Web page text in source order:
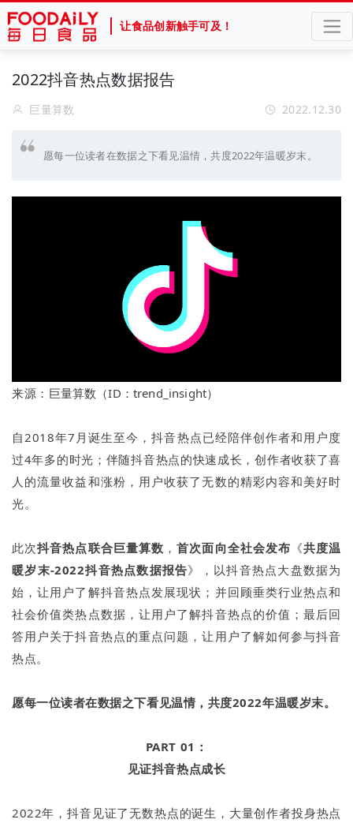
让食品创新触手可及！
2022抖音热点数据报告
巨量算数 2022.12.30
愿每一位读者在数据之下看见温情，共度2022年温暖岁末。
来源： 巨量算数（ID： trend_insight）
自2018年7月诞生至今，抖音热点已经陪伴创作者和用户度
过4年多的时光；伴随抖音热点的快速成长，创作者收获了喜
人的流量收益和涨粉，用户收获了无数的精彩内容和美好时
光。
此次抖音热点联合巨量算数 ，首次面向全社会发布 《共度温
暖岁末-2022抖音热点数据报告》，以抖音热点大盘数据为
始，让用户了解抖音热点发展现状；并回顾垂类行业热点和
社会价值类热点数据，让用户了解抖音热点的价值；最后回
答用户关于抖音热点的重点问题，让用户了解如何参与抖音
热点。
愿每一位读者在数据之下看见温情，共度2022年温暖岁末。
PART 01：
见证抖音热点成长
2022年，抖音见证了无数热点的诞生，大量创作者投身热点